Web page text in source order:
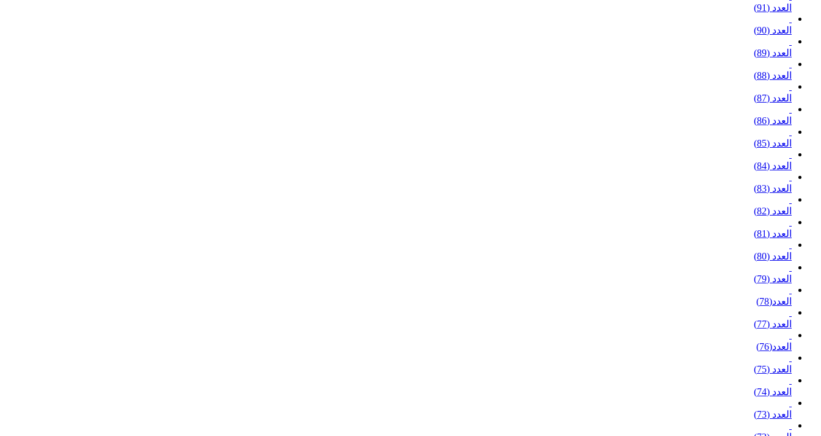
العدد (91)
العدد (90)
العدد (89)
العدد (88)
العدد (87)
العدد (86)
العدد (85)
العدد (84)
العدد (83)
العدد (82)
العدد (81)
العدد (80)
العدد (79)
العدد(78)
العدد (77)
العدد(76)
العدد (75)
العدد (74)
العدد (73)